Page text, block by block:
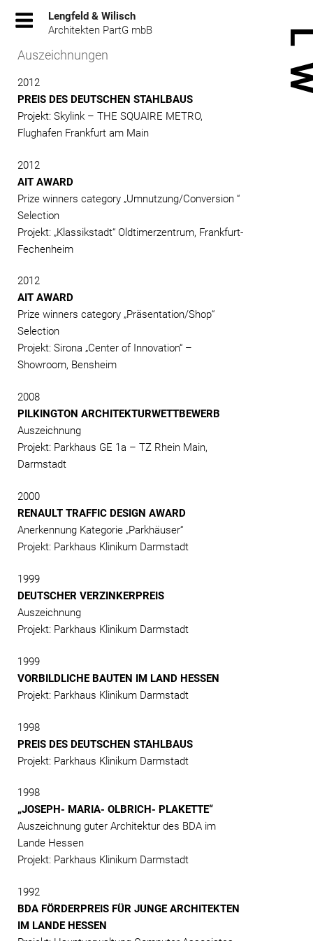
Inhalt
springen
Lengfeld & Wilisch
Architekten PartG mbB
Auszeichnungen
2012
PREIS DES DEUTSCHEN STAHLBAUS
Projekt: Skylink – THE SQUAIRE METRO,
Flughafen Frankfurt am Main
2012
AIT AWARD
Prize winners category „Umnutzung/Conversion “
Selection
Projekt: „Klassikstadt“ Oldtimerzentrum, Frankfurt-
Fechenheim
2012
AIT AWARD
Prize winners category „Präsentation/Shop“
Selection
Projekt: Sirona „Center of Innovation“ –
Showroom, Bensheim
2008
PILKINGTON ARCHITEKTURWETTBEWERB
Auszeichnung
Projekt: Parkhaus GE 1a – TZ Rhein Main,
Darmstadt
2000
RENAULT TRAFFIC DESIGN AWARD
Anerkennung Kategorie „Parkhäuser“
Projekt: Parkhaus Klinikum Darmstadt
1999
DEUTSCHER VERZINKERPREIS
Auszeichnung
Projekt: Parkhaus Klinikum Darmstadt
1999
VORBILDLICHE BAUTEN IM LAND HESSEN
Projekt: Parkhaus Klinikum Darmstadt
1998
PREIS DES DEUTSCHEN STAHLBAUS
Projekt: Parkhaus Klinikum Darmstadt
1998
„JOSEPH- MARIA- OLBRICH- PLAKETTE“
Auszeichnung guter Architektur des BDA im
Lande Hessen
Projekt: Parkhaus Klinikum Darmstadt
1992
BDA FÖRDERPREIS FÜR JUNGE ARCHITEKTEN
IM LANDE HESSEN